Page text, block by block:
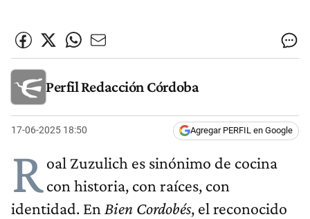
Perfil Redacción Córdoba
17-06-2025 18:50 Agregar PERFIL en Google
Roal Zuzulich es sinónimo de cocina
con historia, con raíces, con
identidad. En Bien Cordobés, el reconocido